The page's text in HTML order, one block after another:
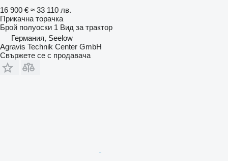
16 900 € ≈ 33 110 лв.
Прикачна торачка
Брой полуоски 1 Вид за трактор
Германия, Seelow
Agravis Technik Center GmbH
Свържете се с продавача